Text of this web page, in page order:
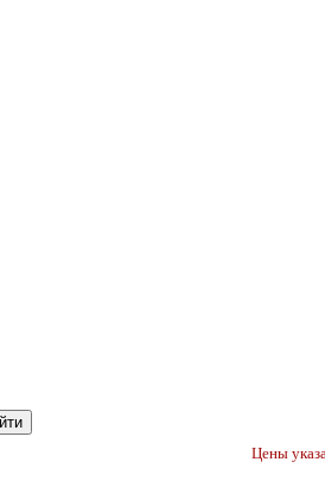
Цены